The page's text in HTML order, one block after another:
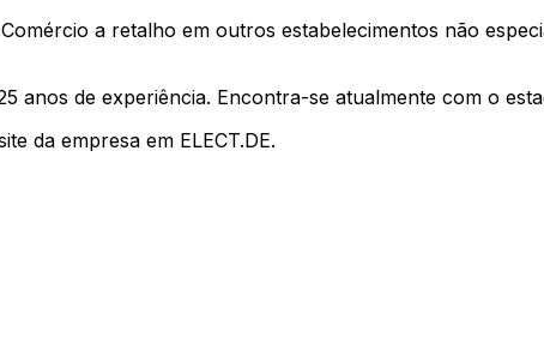
a retalho em outros estabelecimentos não
anos de experiência. Encontra-se atualmente com o
da empresa em ELECT.DE.